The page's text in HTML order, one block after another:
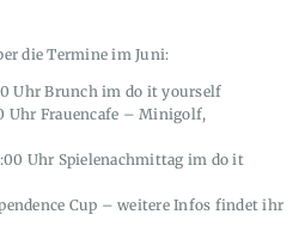
die Termine im Juni:
Uhr Brunch im do it yourself
Uhr Frauencafe – Minigolf,
Uhr Spielenachmittag im do it
Cup – weitere Infos findet ihr